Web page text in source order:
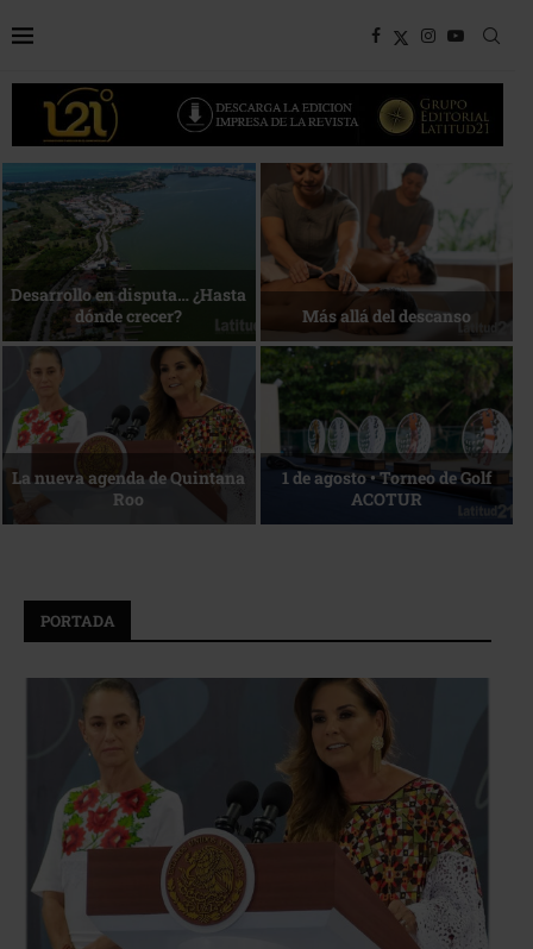
Bottega, un viaje servido a la
mesa
Energía que Impulsa la
competitividad
Reconocimiento de viajeros La esencia del servicio
PORTADA